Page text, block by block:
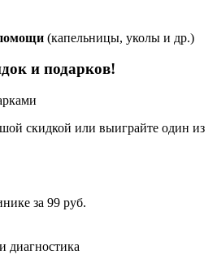
(капельницы, уколы и др.)
и подарков!
скидкой или выиграйте один из
за 99 руб.
диагностика